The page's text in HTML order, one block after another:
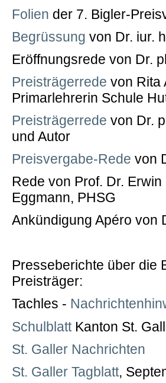
Folien der 7. Bigler-
Begrüssung von Dr. iur.
Eröffnungsrede von Dr.
Preisträgerrede von Rita
Primarlehrerin Schule
Preisträgerrede von Dr.
und Autor
Preisvergabe-Rede von
Rede von Prof. Dr.
Eggmann, PHSG
Ankündigung Apéro von
Presseberichte über die
Preisträger:
Tachles -
Schulblatt Kanton St.
St. Galler Nachrichten
St. Galler Tagblatt,